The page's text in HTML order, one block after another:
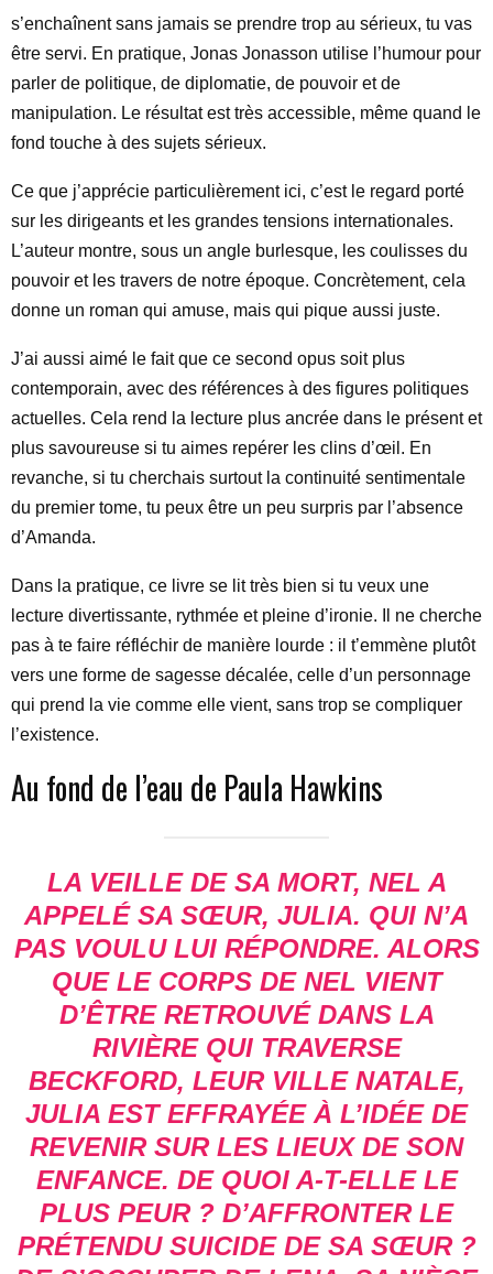
s’enchaînent sans jamais se prendre trop au sérieux, tu vas
être servi. En pratique, Jonas Jonasson utilise l’humour pour
parler de politique, de diplomatie, de pouvoir et de
manipulation. Le résultat est très accessible, même quand le
fond touche à des sujets sérieux.
Ce que j’apprécie particulièrement ici, c’est le regard porté
sur les dirigeants et les grandes tensions internationales.
L’auteur montre, sous un angle burlesque, les coulisses du
pouvoir et les travers de notre époque. Concrètement, cela
donne un roman qui amuse, mais qui pique aussi juste.
J’ai aussi aimé le fait que ce second opus soit plus
contemporain, avec des références à des figures politiques
actuelles. Cela rend la lecture plus ancrée dans le présent et
plus savoureuse si tu aimes repérer les clins d’œil. En
revanche, si tu cherchais surtout la continuité sentimentale
du premier tome, tu peux être un peu surpris par l’absence
d’Amanda.
Dans la pratique, ce livre se lit très bien si tu veux une
lecture divertissante, rythmée et pleine d’ironie. Il ne cherche
pas à te faire réfléchir de manière lourde : il t’emmène plutôt
vers une forme de sagesse décalée, celle d’un personnage
qui prend la vie comme elle vient, sans trop se compliquer
l’existence.
Au fond de l’eau de Paula Hawkins
LA VEILLE DE SA MORT, NEL A
APPELÉ SA SŒUR, JULIA. QUI N’A
PAS VOULU LUI RÉPONDRE. ALORS
QUE LE CORPS DE NEL VIENT
D’ÊTRE RETROUVÉ DANS LA
RIVIÈRE QUI TRAVERSE
BECKFORD, LEUR VILLE NATALE,
JULIA EST EFFRAYÉE À L’IDÉE DE
REVENIR SUR LES LIEUX DE SON
ENFANCE. DE QUOI A-T-ELLE LE
PLUS PEUR ? D’AFFRONTER LE
PRÉTENDU SUICIDE DE SA SŒUR ?